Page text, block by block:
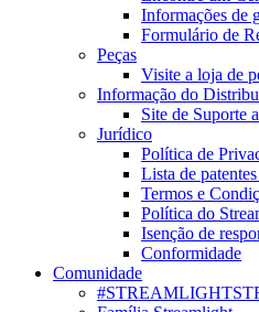
Informações de
Formulário de
Peças
Visite a loja de
Informação do
Site de Suporte
Jurídico
Política de
Lista de
Termos e
Política do
Isenção de
Conformidade
Comunidade